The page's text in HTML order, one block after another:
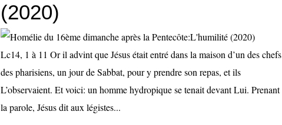
(2020)
Lc14, 1 à 11 Or il advint que Jésus était entré dans la maison d’un des chefs
des pharisiens, un jour de Sabbat, pour y prendre son repas, et ils
L’observaient. Et voici: un homme hydropique se tenait devant Lui. Prenant
la parole, Jésus dit aux légistes...